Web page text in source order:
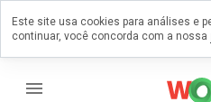
menu
um
Este site usa cookies para análises e
continuar, você concorda com a nossa